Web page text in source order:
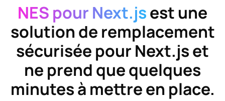
NES pour Next.jsest une
solution de remplacement
sécurisée pour Next.jset
ne prend que quelques
minutes à mettre en place.